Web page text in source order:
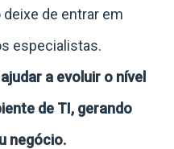
de entrar em
especialistas.
a evoluir o nível
de TI, gerando
negócio.